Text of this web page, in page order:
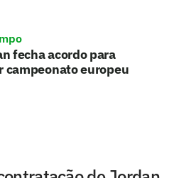
fecha acordo para
europeu